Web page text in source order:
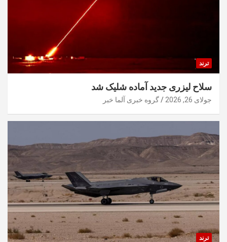
ترند
سلاح لیزری جدید آماده شلیک شد
جولای 26, 2026 گروه خبری آلما خبر
ترند